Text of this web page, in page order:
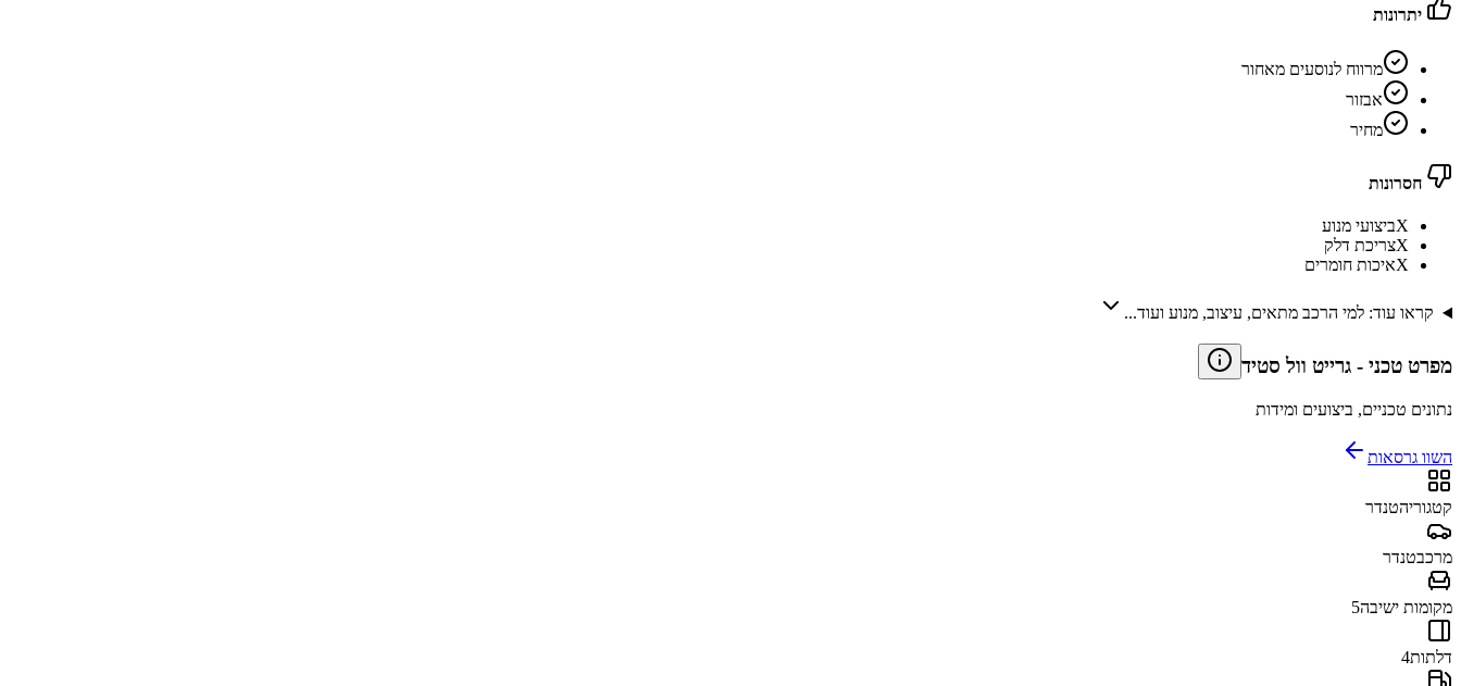
יתרונות
מרווח לנוסעים מאחור
אבזור
מחיר
חסרונות
Xביצועי מנוע
Xצריכת דלק
Xאיכות חומרים
קראו עוד: למי הרכב מתאים, עיצוב, מנוע ועוד...
מפרט טכני - גרייט וול סטיד
נתונים טכניים, ביצועים ומידות
השוו גרסאות
קטגוריהטנדר
מרכבטנדר
מקומות ישיבה5
דלתות4